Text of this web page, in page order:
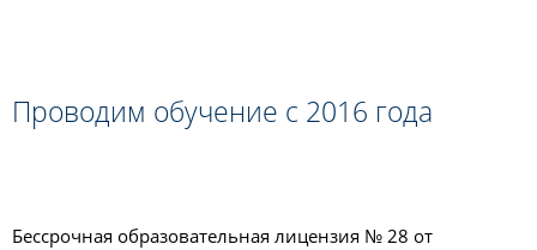
Проводим обучение с 2016 года
Бессрочная образовательная лицензия № 28 от